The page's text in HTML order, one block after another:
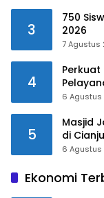
3
750
2026
7 Agustus
4
6 Agustus
5
Masjid
di
6 Agustus
Ekonomi